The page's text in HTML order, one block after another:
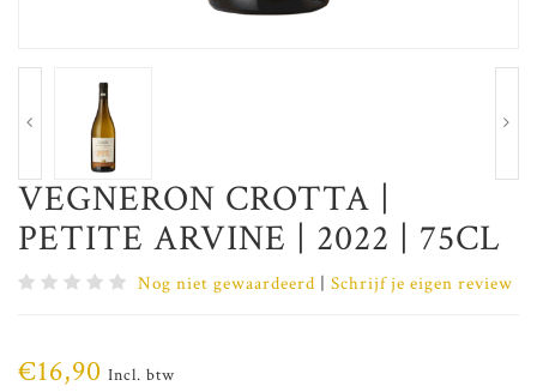
VEGNERON CROTTA |
PETITE ARVINE | 2022 | 75CL
Nog niet gewaardeerd | Schrijf je eigen review
€16,90 Incl. btw